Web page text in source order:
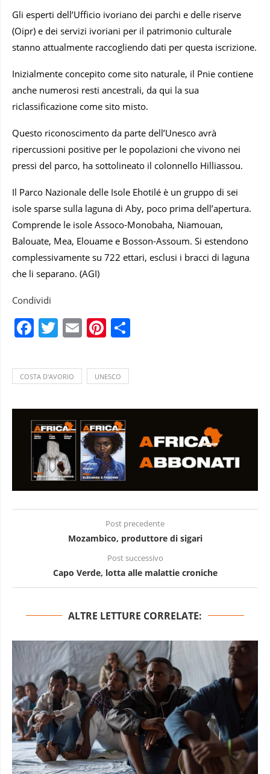
Gli esperti dell’Ufficio ivoriano dei parchi e delle riserve
(Oipr) e dei servizi ivoriani per il patrimonio culturale
stanno attualmente raccogliendo dati per questa iscrizione.
Inizialmente concepito come sito naturale, il Pnie contiene
anche numerosi resti ancestrali, da qui la sua
riclassificazione come sito misto.
Questo riconoscimento da parte dell’Unesco avrà
ripercussioni positive per le popolazioni che vivono nei
pressi del parco, ha sottolineato il colonnello Hilliassou.
Il Parco Nazionale delle Isole Ehotilé è un gruppo di sei
isole sparse sulla laguna di Aby, poco prima dell’apertura.
Comprende le isole Assoco-Monobaha, Niamouan,
Balouate, Mea, Elouame e Bosson-Assoum. Si estendono
complessivamente su 722 ettari, esclusi i bracci di laguna
che li separano. (AGI)
Condividi
Facebook
Twitter
EmailPinterest
COSTA D'AVORIO UNESCO
Post precedente
Mozambico, produttore di sigari
Post successivo
Capo Verde, lotta alle malattie croniche
ALTRE LETTURE CORRELATE: